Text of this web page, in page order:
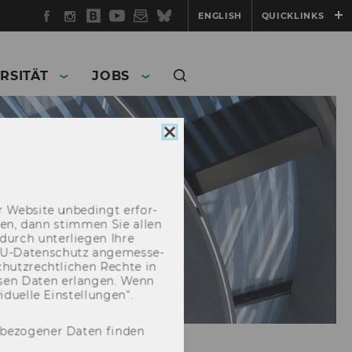
Facebook
Instagram
WU
Blog
YouTube
Newsletter
BlueskyENGLISH QUICKLINKS
JOBS
Cookie
Consent
schließen
Web­site un­be­dingt er­for­
dann stim­men Sie allen
un­ter­lie­gen Ihre
​Datenschutz an­ge­mes­se­
Rech­te in
Daten er­lan­gen. Wenn
Ein­stel­lun­gen“.
Daten finden